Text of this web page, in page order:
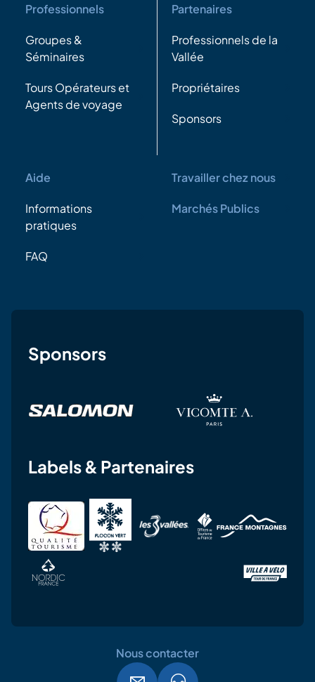
Professionnels
Groupes &
Séminaires
Tours Opérateurs et
Agents de voyage
Partenaires
Professionnels de la
Vallée
Propriétaires
Sponsors
Aide
Informations
pratiques
FAQ
Travailler chez nous
Marchés Publics
Sponsors
Labels & Partenaires
Nous contacter